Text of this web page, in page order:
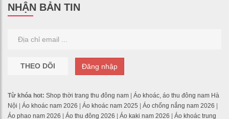
NHẬN BẢN TIN
THEO DÕI Đăng nhập
Từ khóa hot: Shop thời trang thu đông nam
Áo khoác, áo thu đông nam Hà
Nội
Áo khoác nam 2026 Áo khoác nam 2025 Áo chống nắng nam 2026
Áo phao nam 2026
Áo thu đông 2026 Áo kaki nam 2026
Áo khoác trung